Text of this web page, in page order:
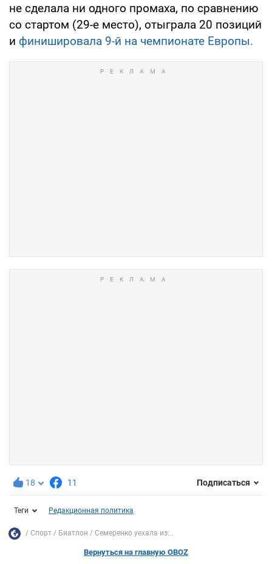
не сделала ни одного промаха, по сравнению
со стартом (29-е место), отыграла 20 позиций
и финишировала 9-й на чемпионате Европы.
18 11 Подписаться
Теги Редакционная политика
Спорт Биатлон Семеренко уехала из...
Вернуться на главную OBOZ